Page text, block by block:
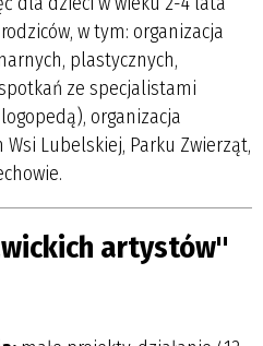
w tym: organizacja
plastycznych,
ze specjalistami
organizacja
Lubelskiej, Parku Zwierząt,
artystów"